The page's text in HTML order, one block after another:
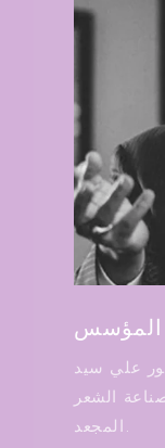
المؤسس
علي سيد
الشعر
المجعد.